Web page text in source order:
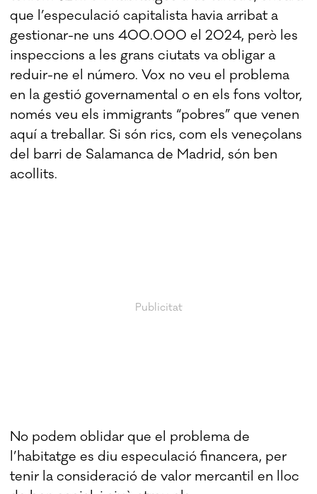
que l’especulació capitalista havia arribat a
gestionar-ne uns 400.000 el 2024, però les
inspeccions a les grans ciutats va obligar a
reduir-ne el número. Vox no veu el problema
en la gestió governamental o en els fons voltor,
només veu els immigrants “pobres” que venen
aquí a treballar. Si són rics, com els veneçolans
del barri de Salamanca de Madrid, són ben
acollits.
No podem oblidar que el problema de
l’habitatge es diu especulació financera, per
tenir la consideració de valor mercantil en lloc